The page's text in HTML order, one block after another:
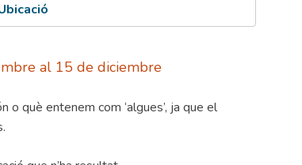
al 15 de diciembre
o què entenem com ‘algues’, ja que el